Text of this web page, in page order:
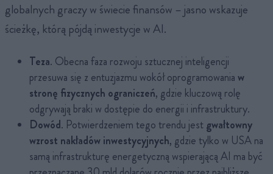
globalnych graczy w świecie finansów – jasno wskazuje
ścieżkę, którą pójdą inwestycje w AI.
Teza. Obecna faza rozwoju sztucznej inteligencji
przesuwa się z entuzjazmu wokół oprogramowaniaw
stronę fizycznych ograniczeń, gdzie kluczową rolę
odgrywają braki w dostępie do energii i infrastruktury.
Dowód. Potwierdzeniem tego trendu jest gwałtowny
wzrost nakładów inwestycyjnych, gdzie tylko w USA na
samą infrastrukturę energetyczną wspierającą AI ma być